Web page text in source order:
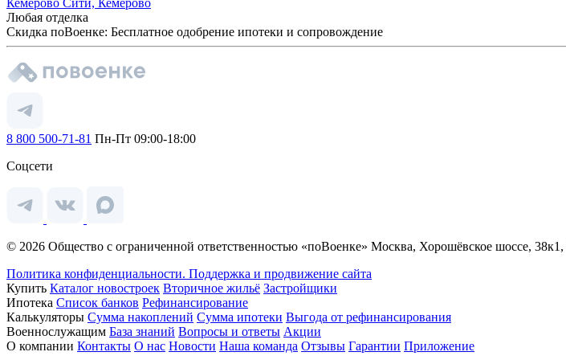
Кемерово Сити, Кемерово
Любая отделка
Скидка поВоенке: Бесплатное одобрение ипотеки и сопровождение
8 800 500-71-81 Пн-Пт 09:00-18:00
Соцсети
© 2026 Общество с ограниченной ответственностью «поВоенке» Москва, Хорошёвское шоссе,
Политика конфиденциальности. Поддержка и продвижение сайта
Купить Каталог новостроек Вторичное жильё Застройщики
Ипотека Список банков Рефинансирование
Калькуляторы Сумма накоплений Сумма ипотеки Выгода от рефинансирования
Военнослужащим База знаний Вопросы и ответы Акции
О компании Контакты О нас Новости Наша команда Отзывы Гарантии Приложение